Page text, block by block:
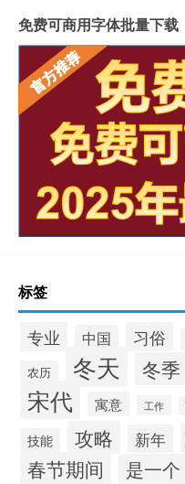
免费可商用字体批量下载
标签
专业 中国 习俗
农历 冬天 冬季
宋代 寓意 工作
技能 攻略 新年
春节期间 是一个